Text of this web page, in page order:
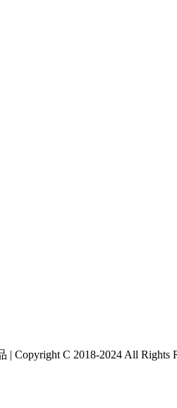
C 2018-2024 All Rights